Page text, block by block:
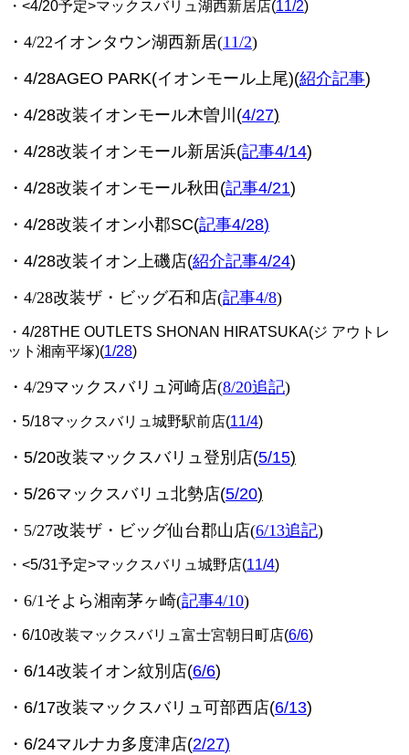
・<4/20予定>マックスバリュ湖西新居店(11/2)
・4/22イオンタウン湖西新居(11/2)
・4/28AGEO PARK(イオンモール上尾)(紹介記事)
・4/28改装イオンモール木曽川(4/27)
・4/28改装イオンモール新居浜(記事4/14)
・4/28改装イオンモール秋田(記事4/21)
・4/28改装イオン小郡SC(記事4/28)
・4/28改装イオン上磯店(紹介記事4/24)
・4/28改装ザ・ビッグ石和店(記事4/8)
・4/28THE OUTLETS SHONAN HIRATSUKA(ジ アウトレ
ット湘南平塚)(1/28)
・4/29マックスバリュ河崎店(8/20追記)
・5/18マックスバリュ城野駅前店(11/4)
・5/20改装マックスバリュ登別店(5/15)
・5/26マックスバリュ北勢店(5/20)
・5/27改装ザ・ビッグ仙台郡山店(6/13追記)
・<5/31予定>マックスバリュ城野店(11/4)
・6/1そよら湘南茅ヶ崎(記事4/10)
・6/10改装マックスバリュ富士宮朝日町店(6/6)
・6/14改装イオン紋別店(6/6)
・6/17改装マックスバリュ可部西店(6/13)
・6/24マルナカ多度津店(2/27)